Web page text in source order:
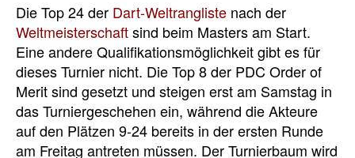
Die Top 24 der Dart-Weltrangliste nach der
Weltmeisterschaftsind beim Masters am Start.
Eine andere Qualifikationsmöglichkeit gibt es für
dieses Turnier nicht. Die Top 8 der PDC Order of
Merit sind gesetzt und steigen erst am Samstag in
das Turniergeschehen ein, während die Akteure
auf den Plätzen 9-24 bereits in der ersten Runde
am Freitag antreten müssen. Der Turnierbaum wird